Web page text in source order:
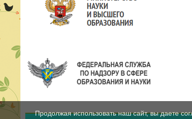
Продолжая использовать наш сайт, вы даете